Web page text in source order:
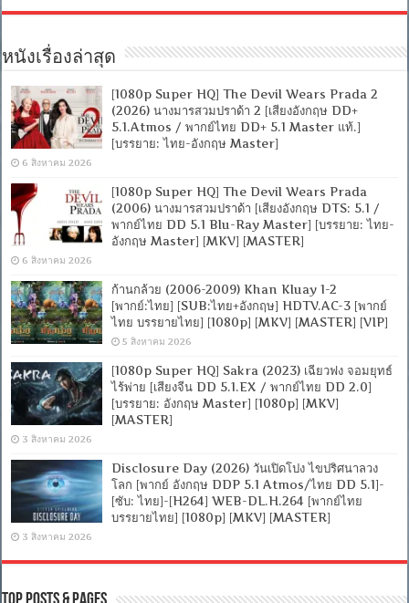
/
DD
2.0]
[บรรยาย:
อังกฤษ
Master]
[MKV]
[MASTER]
หนังเรื่องล่าสุด
[1080p Super HQ] The Devil Wears Prada 2
(2026) นางมารสวมปราด้า 2 [เสียงอังกฤษ DD+
5.1.Atmos / พากย์ไทย DD+ 5.1 Master แท้.]
[บรรยาย: ไทย-อังกฤษ Master]
6 สิงหาคม 2026
[1080p Super HQ] The Devil Wears Prada
(2006) นางมารสวมปราด้า [เสียงอังกฤษ DTS: 5.1 /
พากย์ไทย DD 5.1 Blu-Ray Master] [บรรยาย: ไทย-
อังกฤษ Master] [MKV] [MASTER]
6 สิงหาคม 2026
ก้านกล้วย (2006-2009) Khan Kluay 1-2
[พากย์:ไทย] [SUB:ไทย+อังกฤษ] HDTV.AC-3 [พากย์
ไทย บรรยายไทย] [1080p] [MKV] [MASTER] [VIP]
5 สิงหาคม 2026
[1080p Super HQ] Sakra (2023) เฉียวฟง จอมยุทธ์
ไร้พ่าย [เสียงจีน DD 5.1.EX / พากย์ไทย DD 2.0]
[บรรยาย: อังกฤษ Master] [1080p] [MKV]
[MASTER]
3 สิงหาคม 2026
Disclosure Day (2026) วันเปิดโปง ไขปริศนาลวง
โลก [พากย์ อังกฤษ DDP 5.1 Atmos/ไทย DD 5.1]-
[ซับ: ไทย]-[H264] WEB-DL.H.264 [พากย์ไทย
บรรยายไทย] [1080p] [MKV] [MASTER]
3 สิงหาคม 2026